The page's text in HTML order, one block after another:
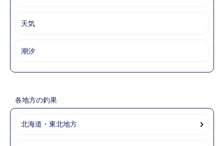
天気
潮汐
各地方の釣果
北海道・東北地方